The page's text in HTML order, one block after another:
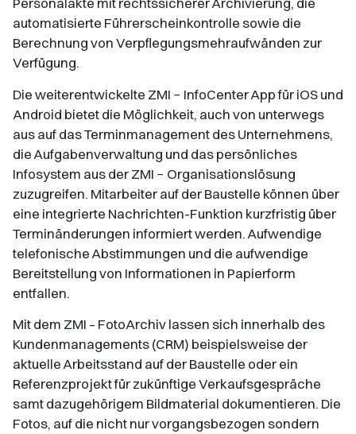
automatisierte Führerscheinkontrolle sowie die
Berechnung von Verpflegungsmehraufwänden zur
Verfügung.
Die weiterentwickelte ZMI − InfoCenter App für iOS und
Android bietet die Möglichkeit, auch von unterwegs
aus auf das Terminmanagement des Unternehmens,
die Aufgabenverwaltung und das persönliches
Infosystem aus der ZMI − Organisationslösung
zuzugreifen. Mitarbeiter auf der Baustelle können über
eine integrierte Nachrichten-Funktion kurzfristig über
Terminänderungen informiert werden. Aufwendige
telefonische Abstimmungen und die aufwendige
Bereitstellung von Informationen in Papierform
entfallen.
Mit dem ZMI – FotoArchiv lassen sich innerhalb des
Kundenmanagements (CRM) beispielsweise der
aktuelle Arbeitsstand auf der Baustelle oder ein
Referenzprojekt für zukünftige Verkaufsgespräche
samt dazugehörigem Bildmaterial dokumentieren. Die
Fotos, auf die nicht nur vorgangsbezogen sondern